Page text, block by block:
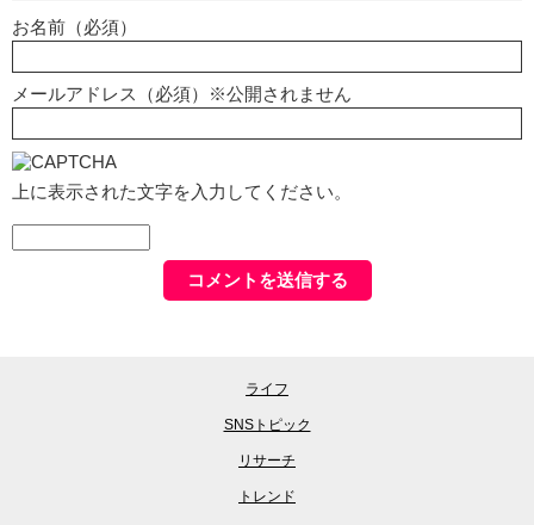
お名前（必須）
メールアドレス（必須）※公開されません
上に表示された文字を入力してください。
ライフ
SNSトピック
リサーチ
トレンド